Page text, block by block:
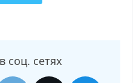
соц. сетях